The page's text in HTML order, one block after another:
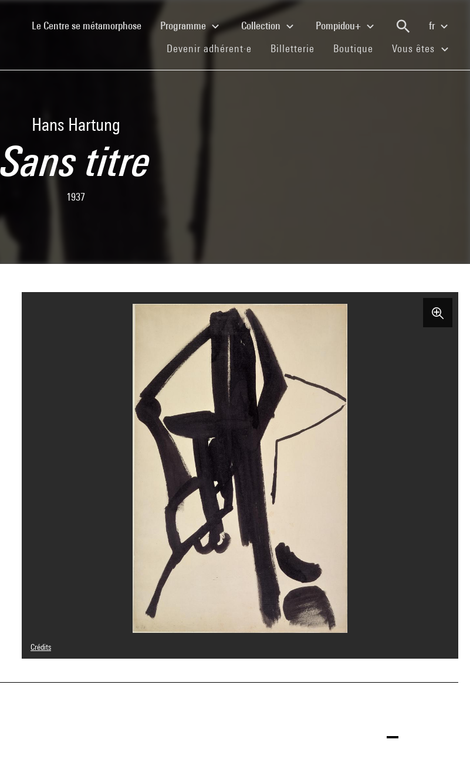
Le Centre se métamorphose(current)Programme Collection Pompidou+
fr
Devenir adhérent·e (current)
Billetterie (current)
Boutique (current)
Vous êtes
Hans Hartung
Sans titre
1937
Crédits
© Hans Hartung / Adagp, Paris
Réf. image : 4R03141 [1994 CX 0320]